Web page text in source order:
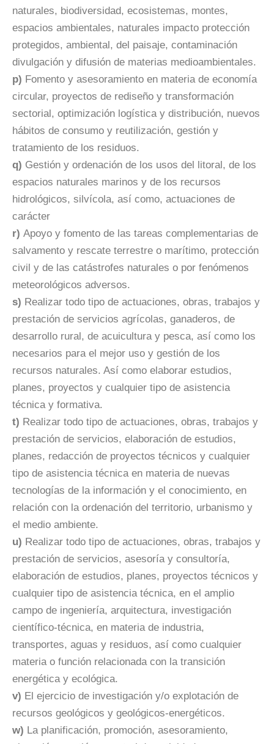
naturales, biodiversidad, ecosistemas, montes,
espacios ambientales, naturales impacto protección
protegidos, ambiental, del paisaje, contaminación
divulgación y difusión de materias medioambientales.
p) Fomento y asesoramiento en materia de economía
circular, proyectos de rediseño y transformación
sectorial, optimización logística y distribución, nuevos
hábitos de consumo y reutilización, gestión y
tratamiento de los residuos.
q) Gestión y ordenación de los usos del litoral, de los
espacios naturales marinos y de los recursos
hidrológicos, silvícola, así como, actuaciones de
carácter
r) Apoyo y fomento de las tareas complementarias de
salvamento y rescate terrestre o marítimo, protección
civil y de las catástrofes naturales o por fenómenos
meteorológicos adversos.
s) Realizar todo tipo de actuaciones, obras, trabajos y
prestación de servicios agrícolas, ganaderos, de
desarrollo rural, de acuicultura y pesca, así como los
necesarios para el mejor uso y gestión de los
recursos naturales. Así como elaborar estudios,
planes, proyectos y cualquier tipo de asistencia
técnica y formativa.
t) Realizar todo tipo de actuaciones, obras, trabajos y
prestación de servicios, elaboración de estudios,
planes, redacción de proyectos técnicos y cualquier
tipo de asistencia técnica en materia de nuevas
tecnologías de la información y el conocimiento, en
relación con la ordenación del territorio, urbanismo y
el medio ambiente.
u) Realizar todo tipo de actuaciones, obras, trabajos y
prestación de servicios, asesoría y consultoría,
elaboración de estudios, planes, proyectos técnicos y
cualquier tipo de asistencia técnica, en el amplio
campo de ingeniería, arquitectura, investigación
científico-técnica, en materia de industria,
transportes, aguas y residuos, así como cualquier
materia o función relacionada con la transición
energética y ecológica.
v) El ejercicio de investigación y/o explotación de
recursos geológicos y geológicos-energéticos.
w) La planificación, promoción, asesoramiento,